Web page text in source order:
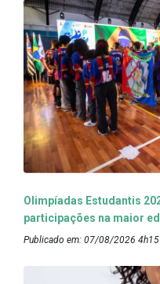
Olimpíadas Estudantis
participações na maior
Publicado em: 07/08/2026 4h15